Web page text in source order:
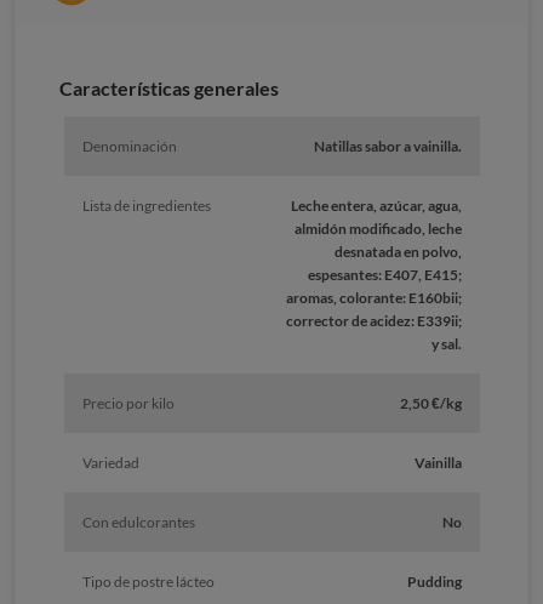
Características generales
Denominación Natillas sabor a vainilla.
Lista de ingredientes
Leche entera, azúcar, agua,
almidón modificado, leche
desnatada en polvo,
espesantes: E407, E415;
aromas, colorante: E160bii;
corrector de acidez: E339ii;
y sal.
Precio por kilo 2,50 €/kg
Variedad Vainilla
Con edulcorantes No
Tipo de postre lácteo Pudding